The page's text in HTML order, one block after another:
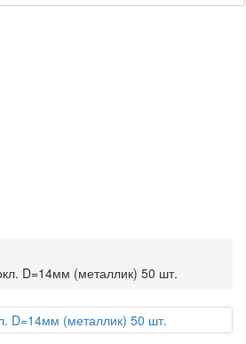
D=14мм (металлик) 50 шт.